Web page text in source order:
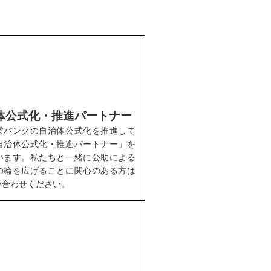
公式化・推進パートナー
バンクの自治体公式化を推進して
治体公式化・推進パートナー」を
ます。私たちと一緒に公助による
輪を広げることに関心のある方は
わせください。